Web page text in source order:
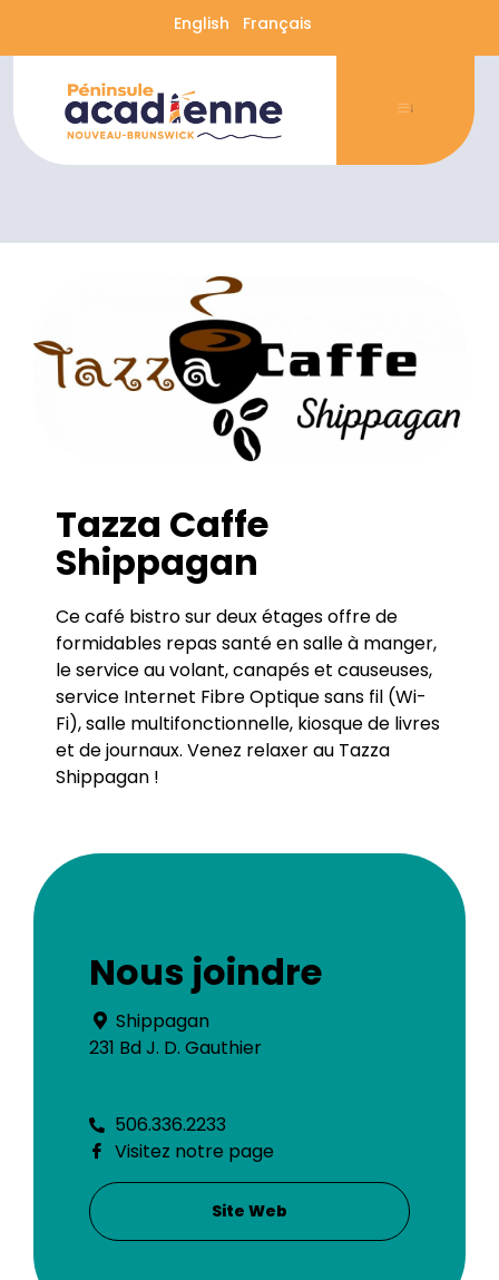
English Français
Tazza Caffe
Shippagan
Ce café bistro sur deux étages offre de
formidables repas santé en salle à manger,
le service au volant, canapés et causeuses,
service Internet Fibre Optique sans fil (Wi-
Fi), salle multifonctionnelle, kiosque de livres
et de journaux. Venez relaxer au Tazza
Shippagan !
Nous joindre
Shippagan
231 Bd J. D. Gauthier
506.336.2233
Visitez notre page
Site Web